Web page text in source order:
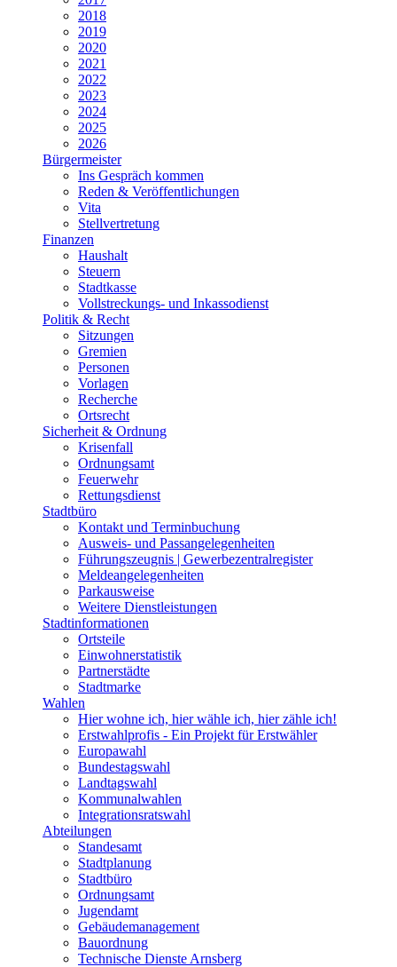
2018
2019
2020
2021
2022
2023
2024
2025
2026
Bürgermeister
Ins Gespräch kommen
Reden & Veröffentlichungen
Vita
Stellvertretung
Finanzen
Haushalt
Steuern
Stadtkasse
Vollstreckungs- und Inkassodienst
Politik & Recht
Sitzungen
Gremien
Personen
Vorlagen
Recherche
Ortsrecht
Sicherheit & Ordnung
Krisenfall
Ordnungsamt
Feuerwehr
Rettungsdienst
Stadtbüro
Kontakt und Terminbuchung
Ausweis- und Passangelegenheiten
Führungszeugnis | Gewerbezentralregister
Meldeangelegenheiten
Parkausweise
Weitere Dienstleistungen
Stadtinformationen
Ortsteile
Einwohnerstatistik
Partnerstädte
Stadtmarke
Wahlen
Hier wohne ich, hier wähle ich, hier zähle ich!
Erstwahlprofis - Ein Projekt für Erstwähler
Europawahl
Bundestagswahl
Landtagswahl
Kommunalwahlen
Integrationsratswahl
Abteilungen
Standesamt
Stadtplanung
Stadtbüro
Ordnungsamt
Jugendamt
Gebäudemanagement
Bauordnung
Technische Dienste Arnsberg